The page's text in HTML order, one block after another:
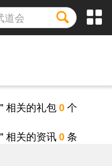
" 相关的礼包0个
" 相关的资讯0条